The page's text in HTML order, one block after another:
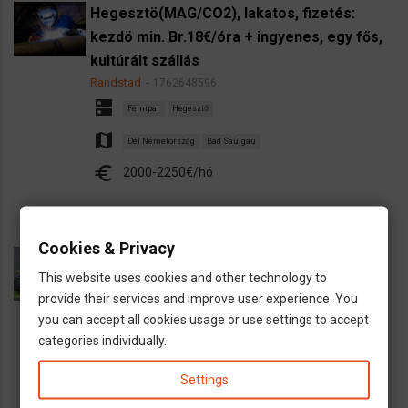
Hegesztö(MAG/CO2), lakatos, fizetés:
kezdö min. Br.18€/óra + ingyenes, egy fős,
kultúrált szállás
Randstad 1762648596
dns Fémipar Hegesztő
map Dél Németország Bad Saulgau
euro 2000-2250€/hó
Gépszerelő állás Haldenwang, Fizetés havi
nettó 2100 - 2800 € + ingyenes, kulturált
szállás (6 hónapig)
Randstad 1762648596
dns
Cookies & Privacy
This website uses cookies and other technology to
provide their services and improve user experience. You
you can accept all cookies usage or use settings to accept
categories individually.
Settings